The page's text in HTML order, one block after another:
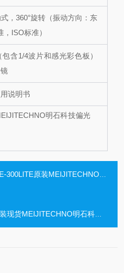
，360°旋转 （振动方向：东
ISO标准）
含1/4波片和感光彩色板）
说明书
原装MEIJITECHNO明石科技正置荧光显微镜
MEIJITECHNO明石科技偏光显微镜